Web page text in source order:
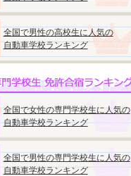
全国で男性の高校生に人気の
自動車学校ランキング
全国で女性の専門学校生に人気の
自動車学校ランキング
全国で男性の専門学校生に人気の
自動車学校ランキング